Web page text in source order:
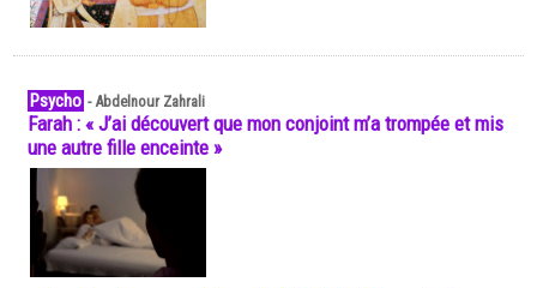
Psycho -Abdelnour Zahrali
Farah : « J’ai découvert que mon conjoint m’a trompée et mis
une autre fille enceinte »